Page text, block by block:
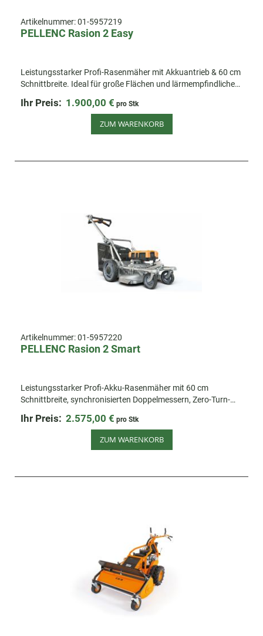
Artikelnummer:01-5957219
PELLENC Rasion 2 Easy
Leistungsstarker Profi-Rasenmäher mit Akkuantrieb & 60 cm
Schnittbreite. Ideal für große Flächen und lärmempfindliche
Ihr Preis: 1.900,00 € pro Stk
ZUM WARENKORB
Artikelnummer:01-5957220
PELLENC Rasion 2 Smart
Leistungsstarker Profi-Akku-Rasenmäher mit 60 cm
Schnittbreite, synchronisierten Doppelmessern, Zero-Turn-
Ihr Preis: 2.575,00 € pro Stk
ZUM WARENKORB